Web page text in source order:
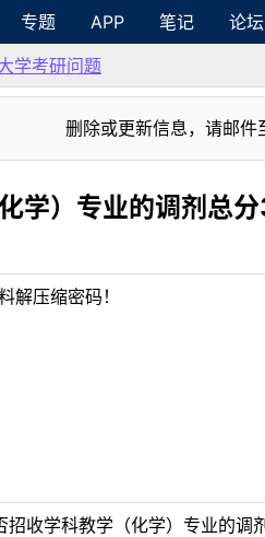
专题 APP 笔记 论坛
学考研问题
删除或更新信息，请邮
学）专业的调剂总
解压缩密码！
招收学科教学（化学）专业的